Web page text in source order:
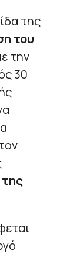
της
του
την
30